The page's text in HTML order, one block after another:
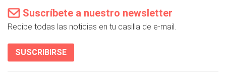
Suscríbete a nuestro newsletter
Recibe todas las noticias en tu casilla de e-mail.
SUSCRIBIRSE